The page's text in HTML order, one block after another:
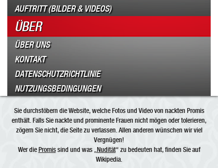
AUFTRITT (BILDER & VIDEOS)
ÜBER
ÜBER UNS
KONTAKT
DATENSCHUTZRICHTLINIE
NUTZUNGSBEDINGUNGEN
Sie durchstöbern die Website, welche Fotos und Video von nackten Promis
enthält. Falls Sie nackte und prominente Frauen nicht mögen oder tolerieren,
zögern Sie nicht, die Seite zu verlassen. Allen anderen wünschen wir viel
Vergnügen!
Wer diePromissind und was „ Nudität“ zu bedeuten hat, finden Sie auf
Wikipedia.